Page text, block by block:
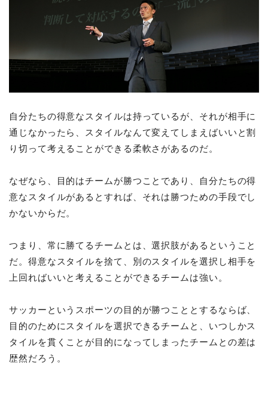
自分たちの得意なスタイルは持っているが、それが相手に
通じなかったら、スタイルなんて変えてしまえばいいと割
り切って考えることができる柔軟さがあるのだ。
なぜなら、目的はチームが勝つことであり、自分たちの得
意なスタイルがあるとすれば、それは勝つための手段でし
かないからだ。
つまり、常に勝てるチームとは、選択肢があるということ
だ。得意なスタイルを捨て、別のスタイルを選択し相手を
上回ればいいと考えることができるチームは強い。
サッカーというスポーツの目的が勝つこととするならば、
目的のためにスタイルを選択できるチームと、いつしかス
タイルを貫くことが目的になってしまったチームとの差は
歴然だろう。